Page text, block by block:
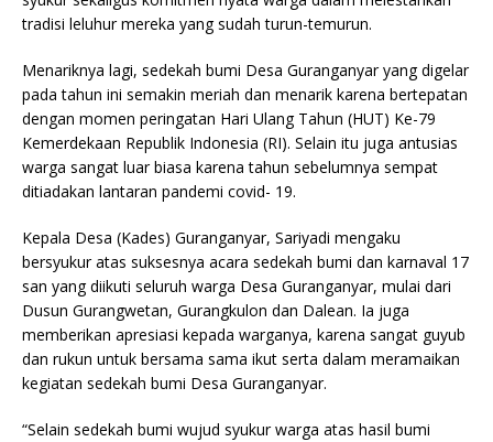
tradisi leluhur mereka yang sudah turun-temurun.
Menariknya lagi, sedekah bumi Desa Guranganyar yang digelar
pada tahun ini semakin meriah dan menarik karena bertepatan
dengan momen peringatan Hari Ulang Tahun (HUT) Ke-79
Kemerdekaan Republik Indonesia (RI). Selain itu juga antusias
warga sangat luar biasa karena tahun sebelumnya sempat
ditiadakan lantaran pandemi covid- 19.
Kepala Desa (Kades) Guranganyar, Sariyadi mengaku
bersyukur atas suksesnya acara sedekah bumi dan karnaval 17
san yang diikuti seluruh warga Desa Guranganyar, mulai dari
Dusun Gurangwetan, Gurangkulon dan Dalean. Ia juga
memberikan apresiasi kepada warganya, karena sangat guyub
dan rukun untuk bersama sama ikut serta dalam meramaikan
kegiatan sedekah bumi Desa Guranganyar.
“Selain sedekah bumi wujud syukur warga atas hasil bumi